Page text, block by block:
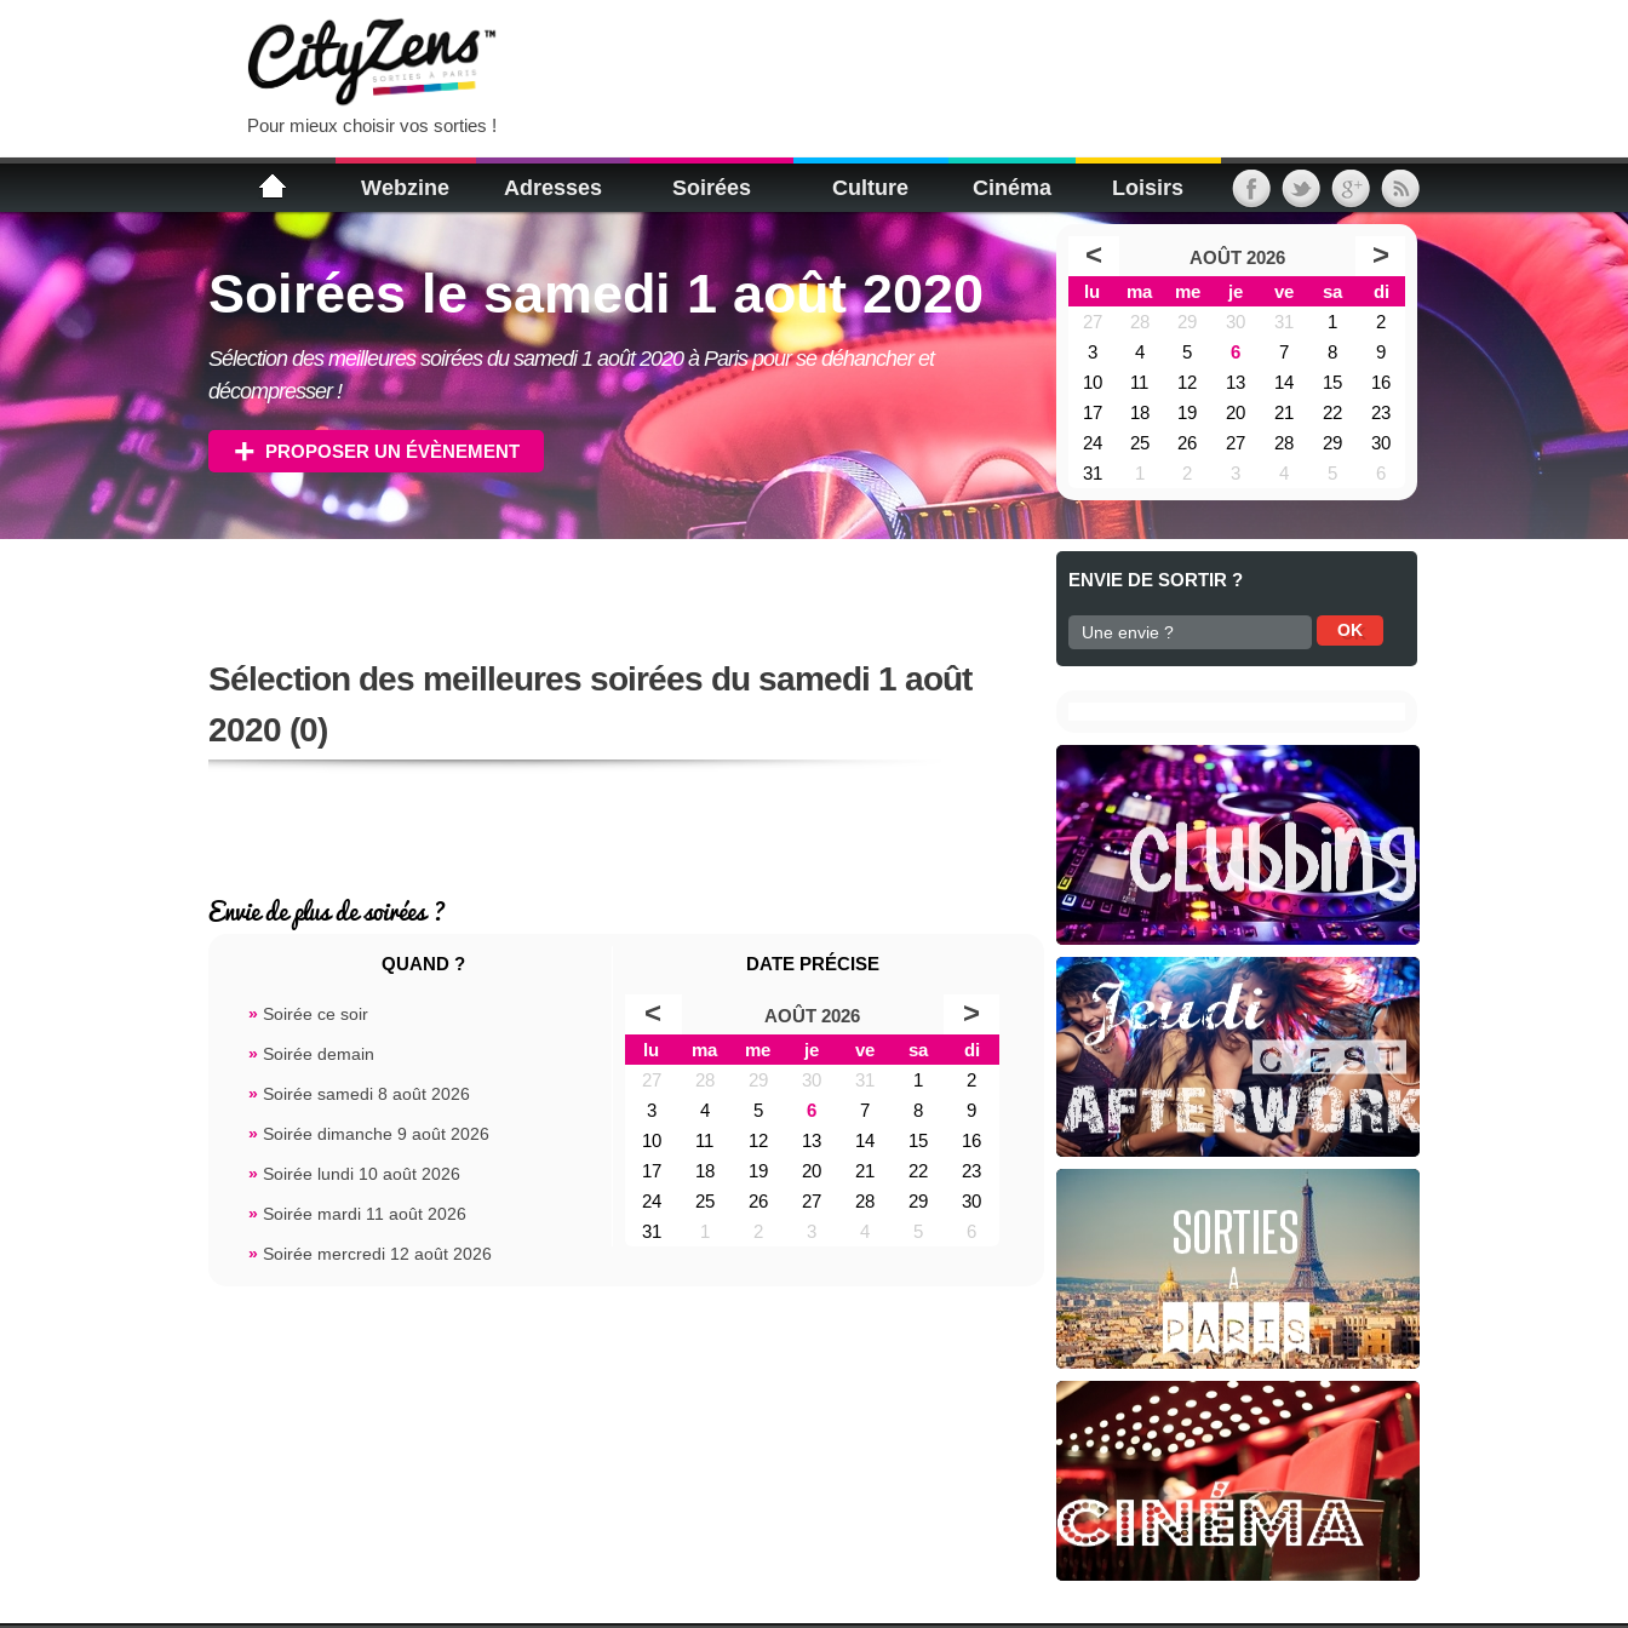
Pour mieux choisir vos sorties !
Webzine Adresses Soirées Culture Cinéma Loisirs
Soirées le samedi 1 août 2020
Sélection des meilleures soirées du samedi 1 août 2020 à Paris pour se déhancher et
décompresser !
PROPOSER UN ÉVÈNEMENT
< AOÛT 2026 >
lu ma me je ve sa
di
27
28 29 30 31 1
2
3
4 5 6 7 8
9
10
11 12 13 14 15
16
17
18 19 20 21 22
23
24
25 26 27 28 29
30
31
1 2 3 4 5 6
Sélection des meilleures soirées du samedi 1 août
2020 (0)
Envie de plus de soirées ?
QUAND ?
» Soirée ce soir
» Soirée demain
» Soirée samedi 8 août 2026
» Soirée dimanche 9 août 2026
» Soirée lundi 10 août 2026
» Soirée mardi 11 août 2026
» Soirée mercredi 12 août 2026
DATE PRÉCISE
< AOÛT 2026 >
lu ma me je ve sa
di
27
28 29 30 31 1
2
3
4 5 6 7 8
9
10
11 12 13 14 15
16
17
18 19 20 21 22
23
24
25 26 27 28 29
30
31
1 2 3 4 5 6
ENVIE DE SORTIR ?